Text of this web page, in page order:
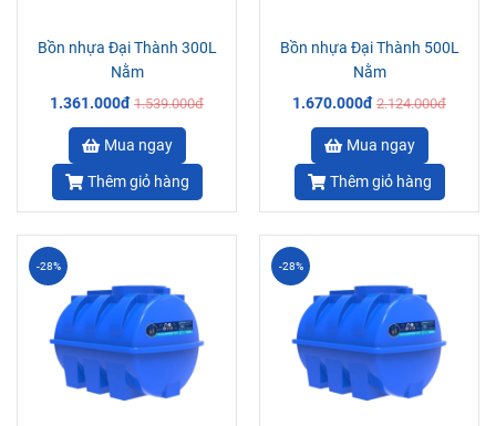
Bồn nhựa Đại Thành 300L
Nằm
1.361.000đ 1.539.000đ
Mua ngay
Thêm giỏ hàng
Bồn nhựa Đại Thành 500L
Nằm
1.670.000đ 2.124.000đ
Mua ngay
Thêm giỏ hàng
-28% -28%